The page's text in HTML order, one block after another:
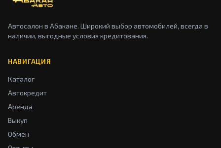
Автосалон в Абакане. Широкий выбор автомобилей, всегда в
наличии, выгодные условия кредитования.
НАВИГАЦИЯ
Каталог
Автокредит
Аренда
Выкуп
Обмен